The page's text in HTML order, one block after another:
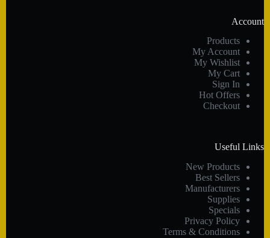
Account
Products
My Account
My Wishlist
My Cart
Sign In
Hot Offers
Checkout
Useful Links
New Products
Best Sellers
Manufacturers
Supplies
Specials
Privacy Policy
Terms & Conditions